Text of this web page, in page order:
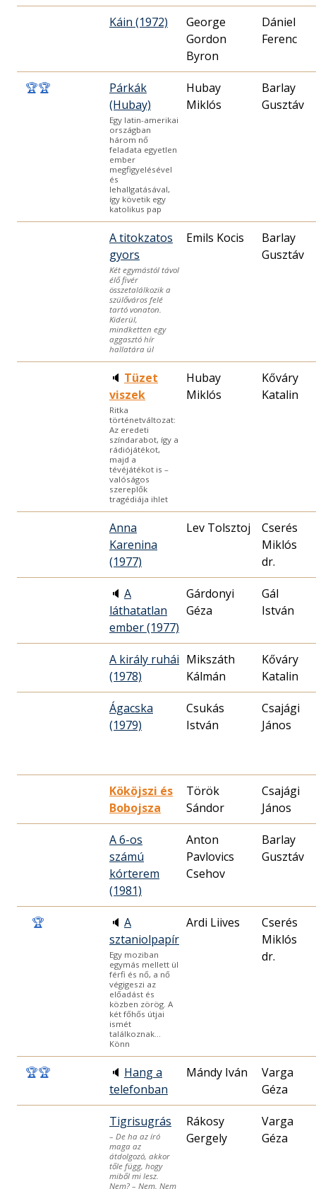
Káin (1972)
George
Gordon
Byron
Dániel
Ferenc
🏆🏆
Párkák
(Hubay)
Egy latin-amerikai
országban
három nő
feladata egyetlen
ember
megfigyelésével
és
lehallgatásával,
így követik egy
katolikus pap
Hubay
Miklós
Barlay
Gusztáv
A titokzatos
gyors
Két egymástól távol
élő fivér
összetalálkozik a
szülőváros felé
tartó vonaton.
Kiderül,
mindketten egy
aggasztó hír
hallatára ül
Emils Kocis
Barlay
Gusztáv
🔈 Tüzet
viszek
Ritka
történetváltozat:
Az eredeti
színdarabot, így a
rádiójátékot,
majd a
tévéjátékot is –
valóságos
szereplők
tragédiája ihlet
Hubay
Miklós
Kőváry
Katalin
Anna
Karenina
(1977)
Lev Tolsztoj
Cserés
Miklós
dr.
🔈 A
láthatatlan
ember (1977)
Gárdonyi
Géza
Gál
István
A király ruhái
(1978)
Mikszáth
Kálmán
Kőváry
Katalin
Ágacska
(1979)
Csukás
István
Csajági
János
Kököjszi és
Bobojsza
Török
Sándor
Csajági
János
A 6-os
számú
kórterem
(1981)
Anton
Pavlovics
Csehov
Barlay
Gusztáv
🏆 🔈 A
sztaniolpapír
Egy moziban
egymás mellett ül
férfi és nő, a nő
végigeszi az
előadást és
közben zörög. A
két főhős útjai
ismét
találkoznak…
Könn
Ardi Liives
Cserés
Miklós
dr.
🏆🏆 🔈 Hang a
telefonban
Mándy Iván
Varga
Géza
Tigrisugrás
– De ha az író
maga az
átdolgozó, akkor
tőle függ, hogy
miből mi lesz.
Nem? – Nem. Nem
Rákosy
Gergely
Varga
Géza